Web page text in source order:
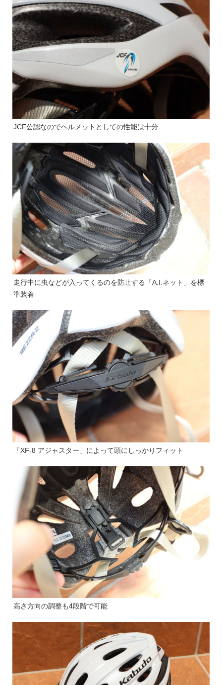
JCF公認なのでヘルメットとしての性能は十分
走行中に虫などが入ってくるのを防止する「A.I.ネット」を標
準装着
「XF-8 アジャスター」によって頭にしっかりフィット
高さ方向の調整も4段階で可能